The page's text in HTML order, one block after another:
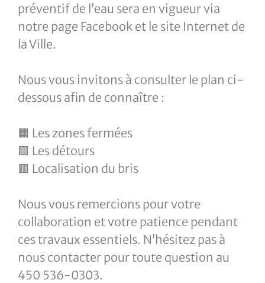
préventif de l’eau sera en vigueur via
notre page Facebook et le site Internet de
la Ville.
Nous vous invitons à consulter le plan ci-
dessous afin de connaître :
🟧 Les zones fermées
🟩 Les détours
🟥 Localisation du bris
Nous vous remercions pour votre
collaboration et votre patience pendant
ces travaux essentiels. N’hésitez pas à
nous contacter pour toute question au
450 536-0303.